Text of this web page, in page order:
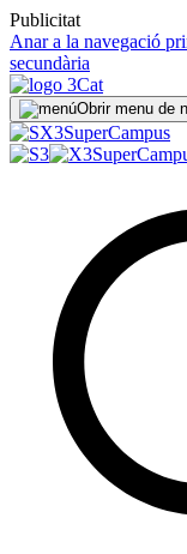
Publicitat
Anar a la navegació
secundària
Obrir menu de
SuperCampus